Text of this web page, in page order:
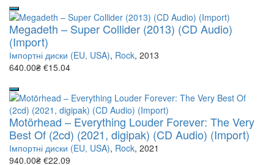
Megadeth – Super Collider (2013) (CD Audio)
(Import)
Імпортні диски (EU, USA), Rock, 2013
640.00₴ €15.04
Motörhead – Everything Louder Forever: The Very
Best Of (2cd) (2021, digipak) (CD Audio) (Import)
Імпортні диски (EU, USA), Rock, 2021
940.00₴ €22.09